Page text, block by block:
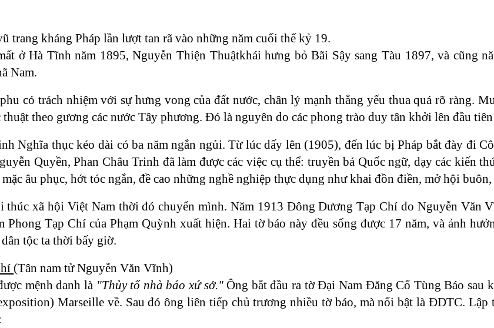
trang kháng Pháp lần lượt tan rã vào những năm cuối thế kỷ 19.
ở Hà Tĩnh năm 1895, Nguyễn Thiện Thuậtkhái hưng bỏ Bãi Sậy sang Tàu 1897, và cũng
Nam.
có trách nhiệm với sự hưng vong của đất nước, chân lý mạnh thắng yếu thua quá rõ ràng.
thuật theo gương các nước Tây phương. Đó là nguyên do các phong trào duy tân khởi lên đầu
Nghĩa thục kéo dài có ba năm ngắn ngủi. Từ lúc dấy lên (1905), đến lúc bị Pháp bắt đày đi
Quyền, Phan Châu Trinh đã làm được các việc cụ thể: truyền bá Quốc ngữ, dạy các kiến
âu phục, hớt tóc ngắn, đề cao những nghề nghiệp thực dụng như khai đồn điền, mở hội
thúc xã hội Việt Nam thời đó chuyển mình. Năm 1913 Đông Dương Tạp Chí do Nguyễn Văn
Phong Tạp Chí của Phạm Quỳnh xuất hiện. Hai tờ báo này đều sống được 17 năm, và ảnh
tộc ta thời bấy giờ.
(Tân nam tử Nguyễn Văn Vĩnh)
mệnh danh là "Thủy tổ nhà báo xứ sở."Ông bắt đầu ra tờ Đại Nam Đăng Cổ Tùng Báo sau
Marseille về. Sau đó ông liên tiếp chủ trương nhiều tờ báo, mà nổi bật là ĐDTC. Lập